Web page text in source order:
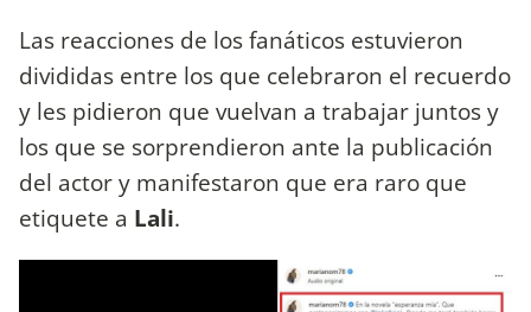
Las reacciones de los fanáticos estuvieron
divididas entre los que celebraron el recuerdo
y les pidieron que vuelvan a trabajar juntos y
los que se sorprendieron ante la publicación
del actor y manifestaron que era raro que
etiquete a Lali.